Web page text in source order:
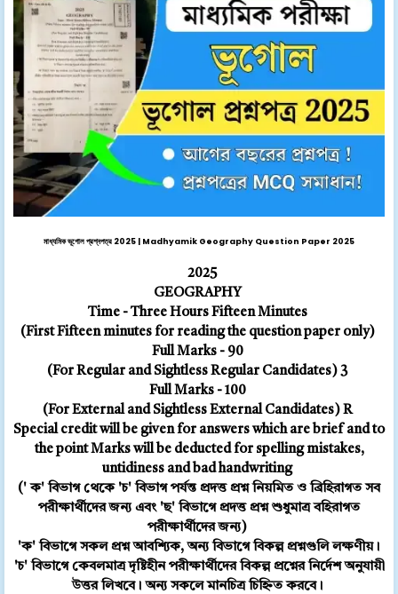
মাধ্যমিক ভূগোল প্রশ্নপত্র 2025 | Madhyamik Geography Question Paper 2025
2025
GEOGRAPHY
Time - Three Hours Fifteen Minutes
(First Fifteen minutes for reading the question paper only)
Full Marks - 90
(For Regular and Sightless Regular Candidates) 3
Full Marks - 100
(For External and Sightless External Candidates) R
Special credit will be given for answers which are brief and to
the point Marks will be deducted for spelling mistakes,
untidiness and bad handwriting
(' ক' বিভাগ থেকে 'চ' বিভাগ পর্যন্ত প্রদত্ত প্রশ্ন নিয়মিত ও ব্রিহিরাগত সব
পরীক্ষার্থীদের জন্য এবং 'ছ' বিভাগে প্রদত্ত প্রশ্ন শুধুমাত্র বহিরাগত
পরীক্ষার্থীদের জন্য)
'ক' বিভাগে সকল প্রশ্ন আবশ্যিক, অন্য বিভাগে বিকল্প প্রশ্নগুলি লক্ষণীয়।
'চ' বিভাগে কেবলমাত্র দৃষ্টিহীন পরীক্ষার্থীদের বিকল্প প্রশ্নের নির্দেশ অনুযায়ী
উত্তর লিখবে। অন্য সকলে মানচিত্র চিহ্নিত করবে।